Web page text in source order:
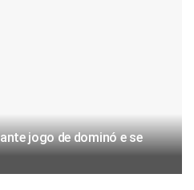
jogo de dominó e se